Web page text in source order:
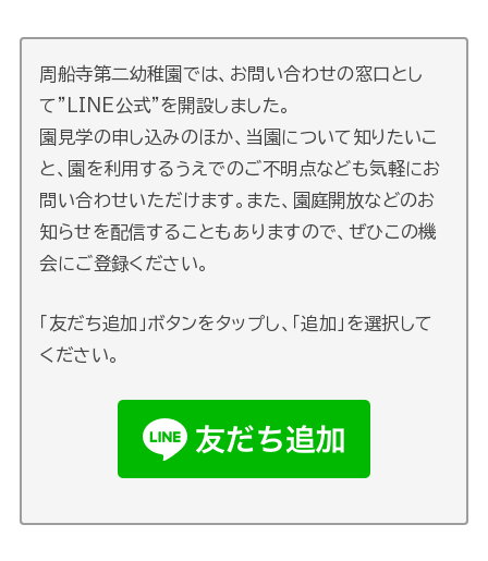
周船寺第二幼稚園では、お問い合わせの窓口とし
て”LINE公式”を開設しました。
園見学の申し込みのほか、当園について知りたいこ
と、園を利用するうえでのご不明点なども気軽にお
問い合わせいただけます。また、園庭開放などのお
知らせを配信することもありますので、ぜひこの機
会にご登録ください。
「友だち追加」ボタンをタップし、「追加」を選択して
ください。